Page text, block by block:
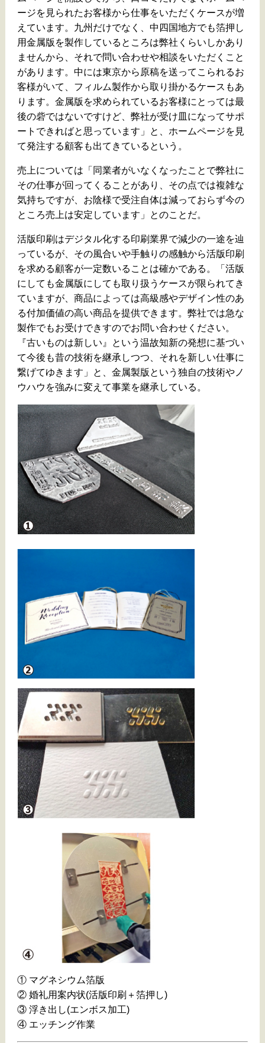
ージを見られたお客様から仕事をいただくケースが増
えています。九州だけでなく、中四国地方でも箔押し
用金属版を製作しているところは弊社くらいしかあり
ませんから、それで問い合わせや相談をいただくこと
があります。中には東京から原稿を送ってこられるお
客様がいて、フィルム製作から取り掛かるケースもあ
ります。金属版を求められているお客様にとっては最
後の砦ではないですけど、弊社が受け皿になってサポ
ートできればと思っています」と、ホームページを見
て発注する顧客も出てきているという。
売上については「同業者がいなくなったことで弊社に
その仕事が回ってくることがあり、その点では複雑な
気持ちですが、お陰様で受注自体は減っておらず今の
ところ売上は安定しています」とのことだ。
活版印刷はデジタル化する印刷業界で減少の一途を辿
っているが、その風合いや手触りの感触から活版印刷
を求める顧客が一定数いることは確かである。「活版
にしても金属版にしても取り扱うケースが限られてき
ていますが、商品によっては高級感やデザイン性のあ
る付加価値の高い商品を提供できます。弊社では急な
製作でもお受けできすのでお問い合わせください。
『古いものは新しい』という温故知新の発想に基づい
て今後も昔の技術を継承しつつ、それを新しい仕事に
繋げてゆきます」と、金属製版という独自の技術やノ
ウハウを強みに変えて事業を継承している。
① マグネシウム箔版
② 婚礼用案内状(活版印刷＋箔押し)
③ 浮き出し(エンボス加工)
④ エッチング作業